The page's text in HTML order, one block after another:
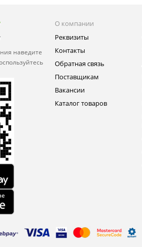
наведите
О компании
Реквизиты
Контакты
Обратная связь
Поставщикам
Вакансии
Каталог товаров